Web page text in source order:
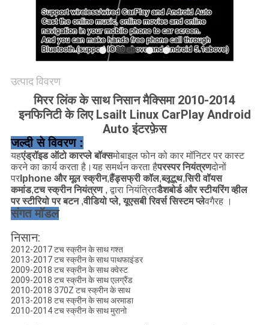
उत्पाद विवरण
मिरर लिंक के साथ निसान मैक्सिमा 2010-2014
इनफिनिटी के लिए Lsailt Linux CarPlay Android
Auto इंटरफ़ेस
जल्दी से विवरण :
यहएंड्रॉइड ऑटो कारप्ले बॉक्समोबाइल फोन को कार मॉनिटर पर कास्ट
करने का कार्य करता है।यह समर्थन करता हैपरस्पर नियंत्रणदोनों
परIphone और मूल स्क्रीन,हैंड्सफ्री कॉल,ब्लूटूथ,सिरी वॉयस
कमांड,टच स्क्रीन नियंत्रण , द्वारा नियंत्रितडैशबोर्ड और स्टीयरिंग व्हील
पर स्टीरियो पर बटन ,वीडियो प्ले, यूएसबी रिवर्स सिस्टम प्लेवगैरह ।
संगत मॉडल
निसान:
2012-2017 टच स्क्रीन के साथ गश्त
2013-2017 टच स्क्रीन के साथ पाथफाइंडर
2009-2018 टच स्क्रीन के साथ क्वेस्ट
2009-2018 टच स्क्रीन के साथ एलग्रैंड
2010-2018 370Z टच स्क्रीन के साथ
2013-2018 टच स्क्रीन के साथ अरमाडा
2010-2014 टच स्क्रीन के साथ मुरानो